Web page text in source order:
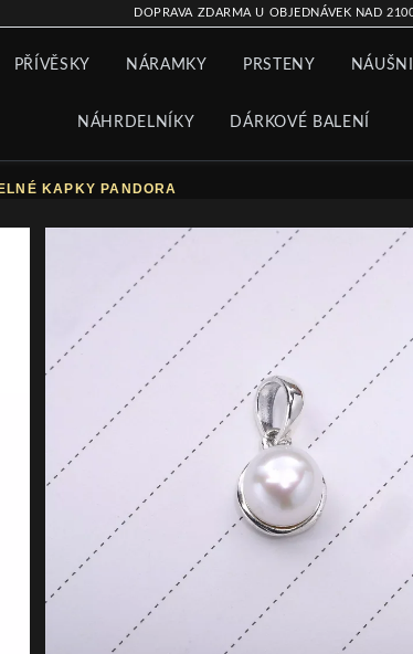
DOPRAVA ZDARMA U OBJEDNÁVEK NAD
PŘÍVĚSKY NÁRAMKY PRSTENY
NÁHRDELNÍKY DÁRKOVÉ BALENÍ
KAPKY PANDORA